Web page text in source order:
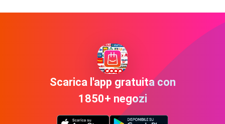
Scarica l'app gratuita con
1850+ negozi